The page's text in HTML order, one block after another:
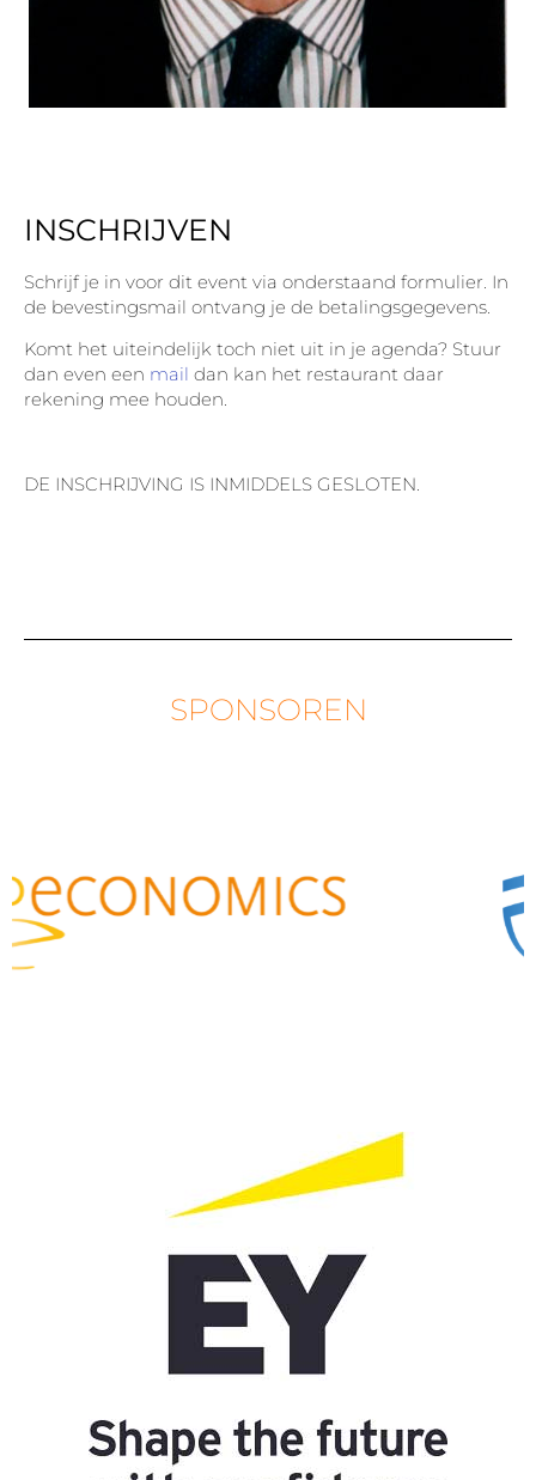
INSCHRIJVEN
Schrijf je in voor dit event via onderstaand formulier. In
de bevestingsmail ontvang je de betalingsgegevens.
Komt het uiteindelijk toch niet uit in je agenda? Stuur
dan even een mail dan kan het restaurant daar
rekening mee houden.
DE INSCHRIJVING IS INMIDDELS GESLOTEN.
SPONSOREN